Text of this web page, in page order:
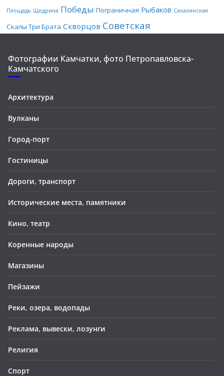
Площадь Щедрина Победы Пограничная Рыбаков Сахалинская
Скалы Три Брата Скворцов Советская
Фотографии Камчатки, фото Петропавловска-
Камчатского
Архитектура
Вулканы
Город-порт
Гостиницы
Дороги, транспорт
Исторические места, памятники
Кино, театр
Коренные народы
Магазины
Пейзажи
Реки, озера, водопады
Реклама, вывески, лозунги
Религия
Спорт